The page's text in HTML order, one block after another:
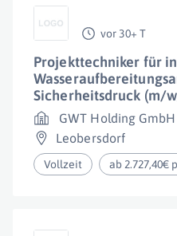
vor 30+ T
Projekttechniker für
Sicherheitsdruck (m/
GWT Holding GmbH
Leobersdorf
Vollzeit ab 2.727,40€